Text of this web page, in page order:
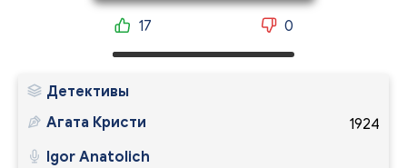
17 0
Детективы
1924
Агата Кристи
Igor Anatolich